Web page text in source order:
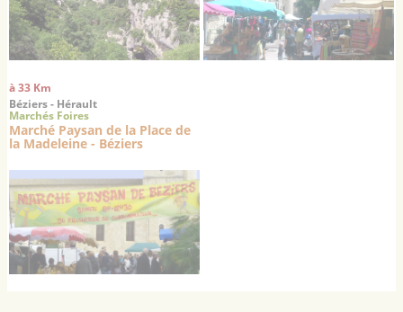
à 33 Km
Béziers - Hérault
Marchés Foires
Marché Paysan de la Place de
la Madeleine - Béziers